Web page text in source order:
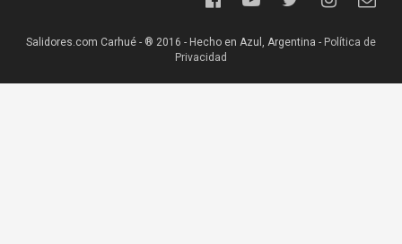
Salidores.com Carhué - ® 2016 - Hecho en Azul, Argentina - Política de
Privacidad